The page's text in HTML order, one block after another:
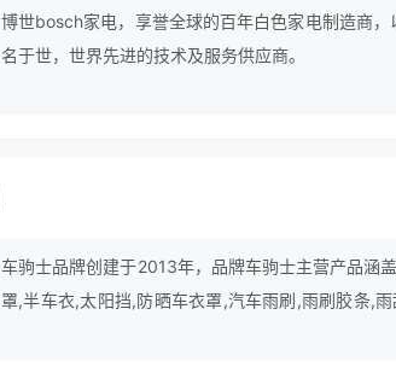
博世bosch家电，享誉全球的百年白色家电制造商
名于世，世界先进的技术及服务供应商。
车驹士品牌创建于2013年，品牌车驹士主营产品涵
罩,半车衣,太阳挡,防晒车衣罩,汽车雨刷,雨刷胶条,